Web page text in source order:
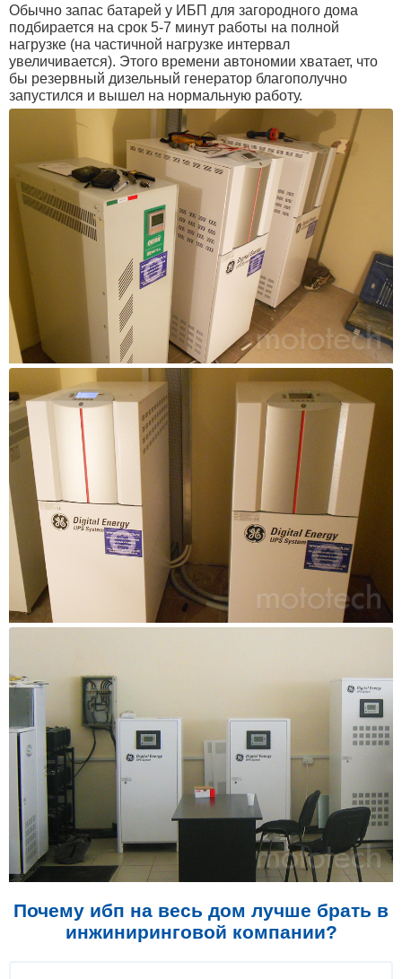
Обычно запас батарей у ИБП для загородного дома
подбирается на срок 5-7 минут работы на полной
нагрузке (на частичной нагрузке интервал
увеличивается). Этого времени автономии хватает, что
бы резервный дизельный генератор благополучно
запустился и вышел на нормальную работу.
Почему ибп на весь дом лучше брать в
инжиниринговой компании?